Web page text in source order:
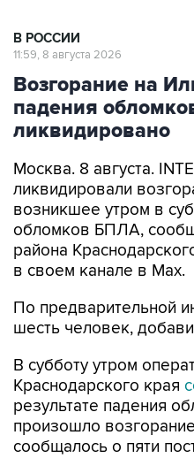
В РОССИИ
11:59, 8 августа 2026
Возгорание на
падения
ликвидировано
Москва. 8 августа.
ликвидировали
возникшее утром в
обломков БПЛА,
района
в своем канале в Max.
По предварительной
шесть человек,
В субботу утром
Краснодарского края
результате падения
произошло
сообщалось о пяти